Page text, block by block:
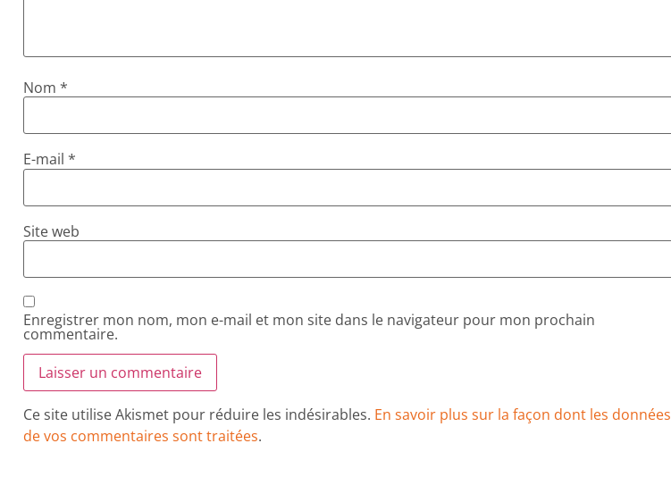
Nom *
E-mail *
Site web
Enregistrer mon nom, mon e-mail et mon site dans le navigateur pour mon prochain
commentaire.
Ce site utilise Akismet pour réduire les indésirables. En savoir plus sur la façon dont les données
de vos commentaires sont traitées.